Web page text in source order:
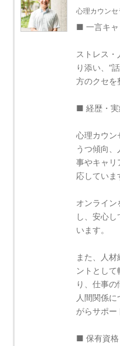
心理カウンセ
■ 一言キャ
ストレス
り添い、“
方のクセを
■ 経歴・
心理カウン
うつ傾向
事やキャリ
応していま
オンライン
し、安心
います。
また、人
ントとし
り、仕事
人間関係
がらサポー
■ 保有資格